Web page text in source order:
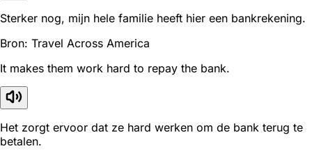
Sterker nog, mijn hele familie heeft hier een bankrekening.
Bron: Travel Across America
It makes them work hard to repay the bank.
Het zorgt ervoor dat ze hard werken om de bank terug te
betalen.